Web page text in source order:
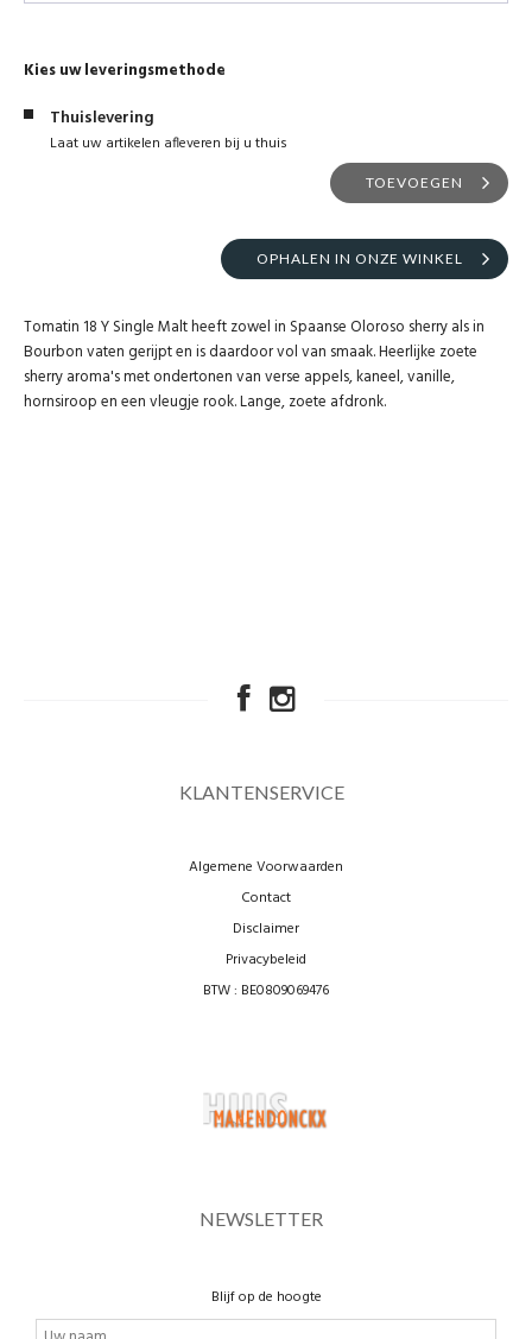
Kies uw leveringsmethode
Thuislevering
Laat uw artikelen afleveren bij u thuis
TOEVOEGEN
OPHALEN IN ONZE WINKEL
Tomatin 18 Y Single Malt heeft zowel in Spaanse Oloroso sherry als in
Bourbon vaten gerijpt en is daardoor vol van smaak. Heerlijke zoete
sherry aroma's met ondertonen van verse appels, kaneel, vanille,
hornsiroop en een vleugje rook. Lange, zoete afdronk.
KLANTENSERVICE
Algemene Voorwaarden
Contact
Disclaimer
Privacybeleid
BTW : BE0809069476
NEWSLETTER
Blijf op de hoogte